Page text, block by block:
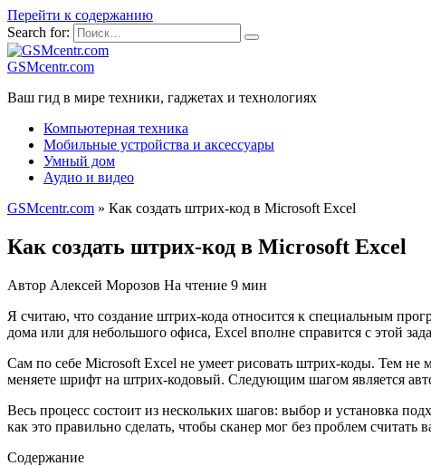
Перейти к содержанию
Search for:
GSMcentr.com
Ваш гид в мире техники, гаджетах и технологиях
Компьютерная техника
Мобильные устройства и аксессуары
Умный дом
Аудио и видео
GSMcentr.com » Как создать штрих-код в Microsoft Excel
Как создать штрих-код в Microsoft Excel
Автор Алексей Морозов На чтение 9 мин
Я считаю, что создание штрих-кода относится к специальным
дома или для небольшого офиса, Excel вполне справится с этой
Сам по себе Microsoft Excel не умеет рисовать штрих-коды. Тем
меняете шрифт на штрих-кодовый. Следующим шагом является
Весь процесс состоит из нескольких шагов: выбор и установка
как это правильно сделать, чтобы сканер мог без проблем считать
Содержание